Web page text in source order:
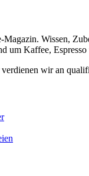
Magazin. Wissen,
um Kaffee,
wir an